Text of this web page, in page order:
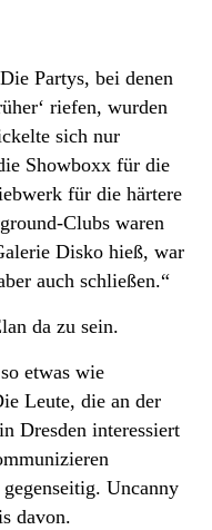
Partys, bei denen
riefen, wurden
sich nur
Showboxx für die
für die härtere
Clubs waren
Disko hieß, war
auch schließen.“
da zu sein.
etwas wie
Leute, die an der
Dresden interessiert
Uncanny
davon.